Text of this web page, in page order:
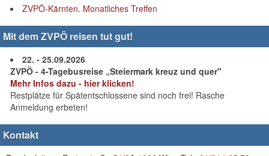
ZVPÖ-Kärnten. Monatliches Treffen
Mit dem ZVPÖ reisen tut gut!
22. - 25.09.2026
ZVPÖ - 4-Tagebusreise „Steiermark kreuz und quer"
Mehr Infos dazu - hier klicken!
Restplätze für Spätentschlossene sind noch frei! Rasche
Anmeldung erbeten!
Kontakt